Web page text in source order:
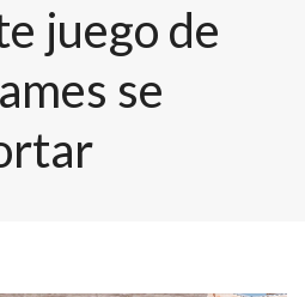
juego de
se